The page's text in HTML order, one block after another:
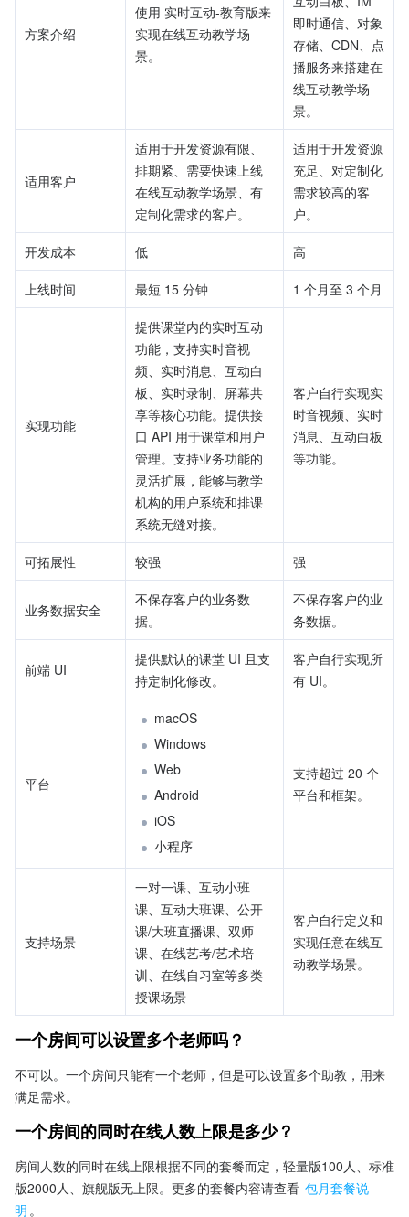
方案介绍
使用 实时互动-教育版来
实现在线互动教学场
景。
即时通信、对象
存储、CDN、点
播服务来搭建在
线互动教学场
景。
适用客户
适用于开发资源有限、
排期紧、需要快速上线
在线互动教学场景、有
定制化需求的客户。
适用于开发资源
充足、对定制化
需求较高的客
户。
开发成本 低 高
上线时间 最短 15 分钟 1 个月至 3 个月
实现功能
提供课堂内的实时互动
功能，支持实时音视
频、实时消息、互动白
板、实时录制、屏幕共
享等核心功能。提供接
口 API 用于课堂和用户
管理。支持业务功能的
灵活扩展，能够与教学
机构的用户系统和排课
系统无缝对接。
客户自行实现实
时音视频、实时
消息、互动白板
等功能。
可拓展性 较强 强
业务数据安全
不保存客户的业务数
据。
不保存客户的业
务数据。
前端 UI
提供默认的课堂 UI 且支
持定制化修改。
客户自行实现所
有 UI。
平台
macOS
Windows
Web
Android
iOS
小程序
支持超过 20 个
平台和框架。
支持场景
一对一课、互动小班
课、互动大班课、公开
课/大班直播课、双师
课、在线艺考/艺术培
训、在线自习室等多类
授课场景
客户自行定义和
实现任意在线互
动教学场景。
一个房间可以设置多个老师吗？
不可以。一个房间只能有一个老师，但是可以设置多个助教，用来
满足需求。
一个房间的同时在线人数上限是多少？
房间人数的同时在线上限根据不同的套餐而定，轻量版100人、标准
版2000人、旗舰版无上限。更多的套餐内容请查看 包月套餐说
明 。